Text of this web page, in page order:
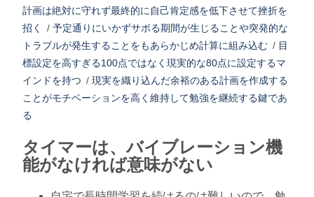
計画は絶対に守れず最終的に自己肯定感を低下させて挫折を
招く
/ 予定通りにいかずサボる期間が生じることや突発的な
トラブルが発生することをもあらかじめ計算に組み込む / 目
標設定を高すぎる100点ではなく現実的な80点に設定するマ
インドを持つ / 現実を織り込んだ余裕のある計画を作成する
ことがモチベーションを高く維持して勉強を継続する鍵であ
る
タイマーは、バイブレーション機
能がなければ意味がない